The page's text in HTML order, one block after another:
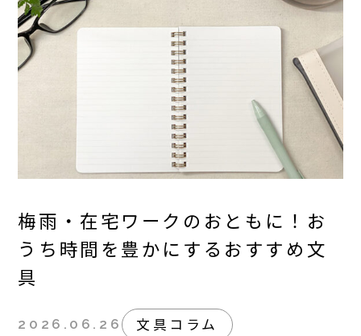
梅雨・在宅ワークのおともに！お
うち時間を豊かにするおすすめ文
具
2026.06.26 文具コラム